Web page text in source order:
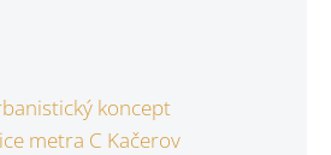
koncept
metra C Kačerov